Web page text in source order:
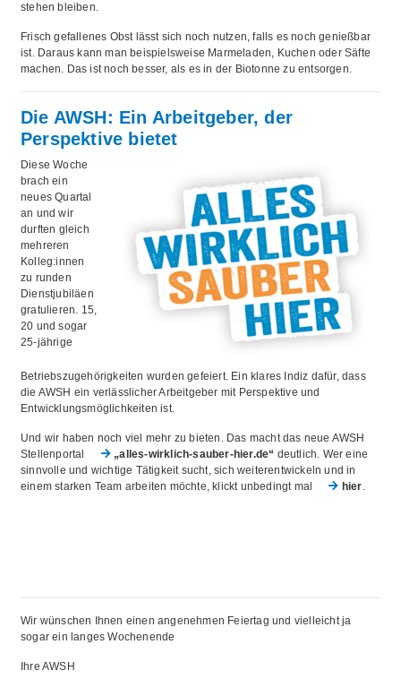
stehen bleiben.
Frisch gefallenes Obst lässt sich noch nutzen, falls es noch genießbar
ist. Daraus kann man beispielsweise Marmeladen, Kuchen oder Säfte
machen. Das ist noch besser, als es in der Biotonne zu entsorgen.
Die AWSH: Ein Arbeitgeber, der
Perspektive bietet
Diese Woche
brach ein
neues Quartal
an und wir
durften gleich
mehreren
Kolleg:innen
zu runden
Dienstjubiläen
gratulieren. 15,
20 und sogar
25-jährige
Betriebszugehörigkeiten wurden gefeiert. Ein klares Indiz dafür, dass
die AWSH ein verlässlicher Arbeitgeber mit Perspektive und
Entwicklungsmöglichkeiten ist.
Und wir haben noch viel mehr zu bieten. Das macht das neue AWSH
Stellenportal
„alles-wirklich-sauber-hier.de“ deutlich. Wer eine
sinnvolle und wichtige Tätigkeit sucht, sich weiterentwickeln und in
einem starken Team arbeiten möchte, klickt unbedingt mal
hier.
Wir wünschen Ihnen einen angenehmen Feiertag und vielleicht ja
sogar ein langes Wochenende
Ihre AWSH